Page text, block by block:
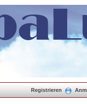
Registrieren